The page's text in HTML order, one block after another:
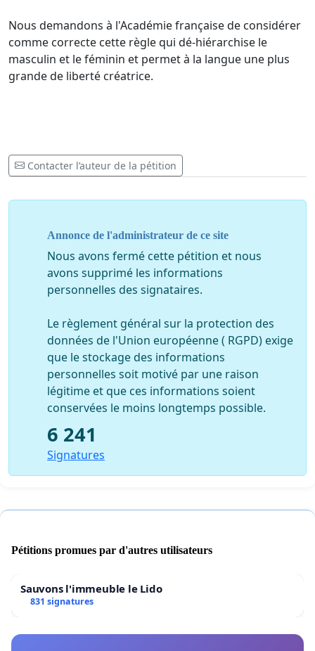
Nous demandons à l'Académie française de considérer
comme correcte cette règle qui dé-hiérarchise le
masculin et le féminin et permet à la langue une plus
grande de liberté créatrice.
Contacter l’auteur de la pétition
Annonce de l'administrateur de ce site
Nous avons fermé cette pétition et nous
avons supprimé les informations
personnelles des signataires.
Le règlement général sur la protection des
données de l'Union européenne ( RGPD) exige
que le stockage des informations
personnelles soit motivé par une raison
légitime et que ces informations soient
conservées le moins longtemps possible.
6 241
Signatures
Pétitions promues par d'autres utilisateurs
Sauvons l'immeuble le Lido
831 signatures